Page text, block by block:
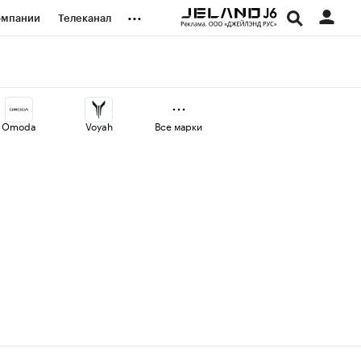
Телеканал ...
Omoda Voyah Все марки